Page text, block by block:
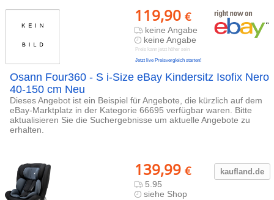
119,90 €
keine Angabe
keine Angabe
Preis kann jetzt höher sein
Jetzt live Preisvergleich starten!
Osann Four360 - S i-Size eBay Kindersitz Isofix Nero
40-150 cm Neu
Dieses Angebot ist ein Beispiel für Angebote, die kürzlich auf dem
eBay-Marktplatz in der Kategorie 66695 verfügbar waren. Bitte
aktualisieren Sie die Suchergebnisse um aktuelle Angebote zu
erhalten.
kaufland.de
139,99 €
5.95
siehe Shop